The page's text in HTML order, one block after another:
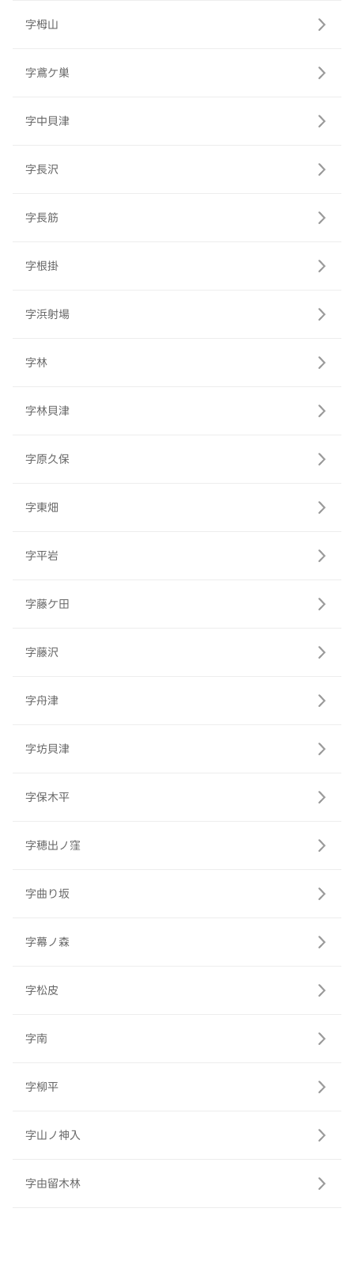
字栂山
字鳶ケ巣
字中貝津
字長沢
字長筋
字根掛
字浜射場
字林
字林貝津
字原久保
字東畑
字平岩
字藤ケ田
字藤沢
字舟津
字坊貝津
字保木平
字穂出ノ窪
字曲り坂
字幕ノ森
字松皮
字南
字柳平
字山ノ神入
字由留木林